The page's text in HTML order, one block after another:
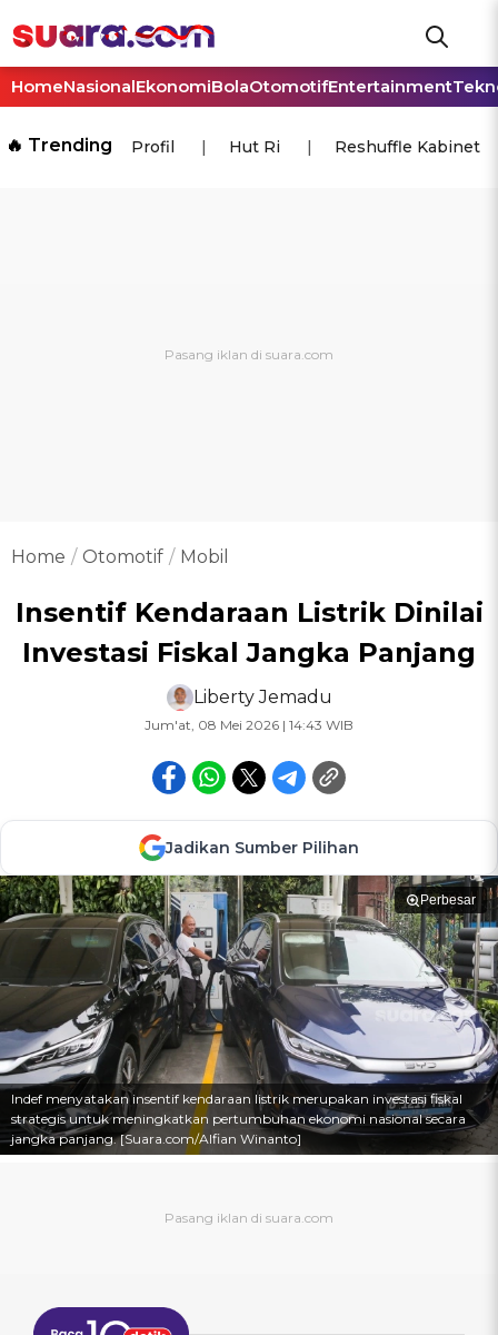
HomeNasionalEkonomiBolaOtomotifEntertainment
🔥 Trending Profil Hut Ri Reshuffle Kabinet
Home Otomotif Mobil
Insentif Kendaraan Listrik Dinilai
Investasi Fiskal Jangka Panjang
Liberty Jemadu
Jum'at, 08 Mei 2026 | 14:43 WIB
Jadikan Sumber Pilihan
Perbesar
Indef menyatakan insentif kendaraan listrik merupakan investasi fiskal
strategis untuk meningkatkan pertumbuhan ekonomi nasional secara
jangka panjang. [Suara.com/Alfian Winanto]